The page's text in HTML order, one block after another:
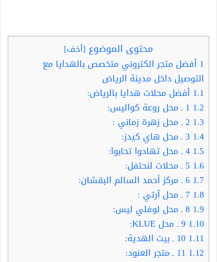
محتوى الموضوع [أخف]
1 أفضل متجر الكتروني متخصص بالهدايا مع
التوصيل داخل مدينة الرياض
1.1 أفضل محلات هدايا بالرياض:
1.2
1.3
1.4
1.5
1.6
1.7
1.8
1.9
1.10
1.11
1.12